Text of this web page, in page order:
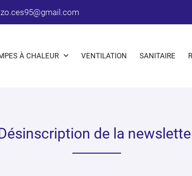
À CHALEUR VENTILATION SANITAIRE
de la